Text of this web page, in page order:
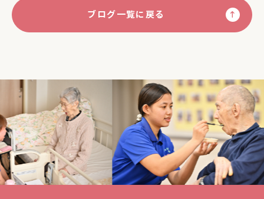
ブログ一覧に戻る